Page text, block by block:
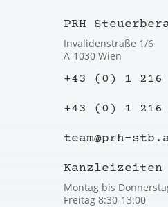
PRH
Invalidenstraße 1/6
A-1030 Wien
+43 (0) 1 216
+43 (0) 1 216
team@prh-
Kanzleizeiten
Montag bis
Freitag 8:30-13:00